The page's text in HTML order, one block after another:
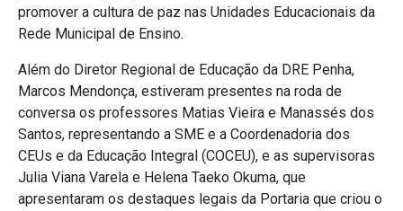
promover a cultura de paz nas Unidades Educacionais da
Rede Municipal de Ensino.
Além do Diretor Regional de Educação da DRE Penha,
Marcos Mendonça, estiveram presentes na roda de
conversa os professores Matias Vieira e Manassés dos
Santos, representando a SME e a Coordenadoria dos
CEUs e da Educação Integral (COCEU), e as supervisoras
Julia Viana Varela e Helena Taeko Okuma, que
apresentaram os destaques legais da Portaria que criou o